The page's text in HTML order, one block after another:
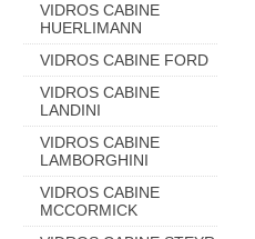
VIDROS CABINE
HUERLIMANN
VIDROS CABINE FORD
VIDROS CABINE
LANDINI
VIDROS CABINE
LAMBORGHINI
VIDROS CABINE
MCCORMICK